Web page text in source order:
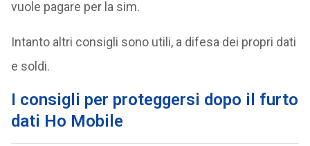
vuole pagare per la sim.
Intanto altri consigli sono utili, a difesa dei propri dati
e soldi.
I consigli per proteggersi dopo il furto
dati Ho Mobile